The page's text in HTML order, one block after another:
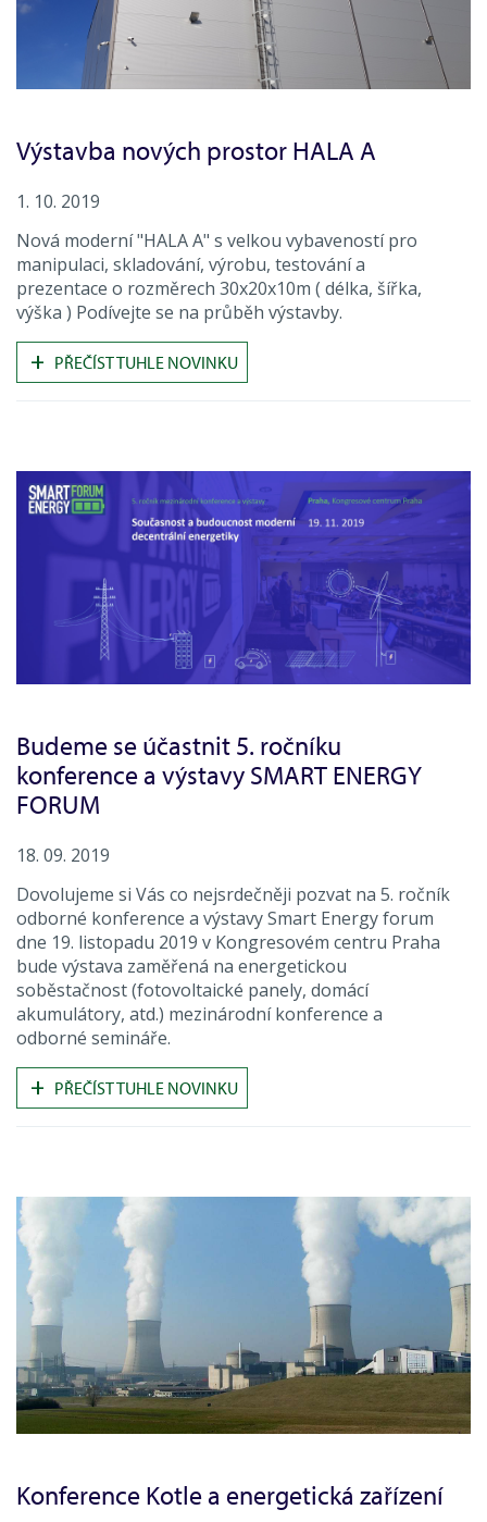
Výstavba nových prostor HALA A
1. 10. 2019
Nová moderní "HALA A" s velkou vybaveností pro
manipulaci, skladování, výrobu, testování a
prezentace o rozměrech 30x20x10m ( délka, šířka,
výška ) Podívejte se na průběh výstavby.
+ PŘEČÍST TUHLE NOVINKU
Budeme se účastnit 5. ročníku
konference a výstavy SMART ENERGY
FORUM
18. 09. 2019
Dovolujeme si Vás co nejsrdečněji pozvat na 5. ročník
odborné konference a výstavy Smart Energy forum
dne 19. listopadu 2019 v Kongresovém centru Praha
bude výstava zaměřená na energetickou
soběstačnost (fotovoltaické panely, domácí
akumulátory, atd.) mezinárodní konference a
odborné semináře.
+ PŘEČÍST TUHLE NOVINKU
Konference Kotle a energetická zařízení